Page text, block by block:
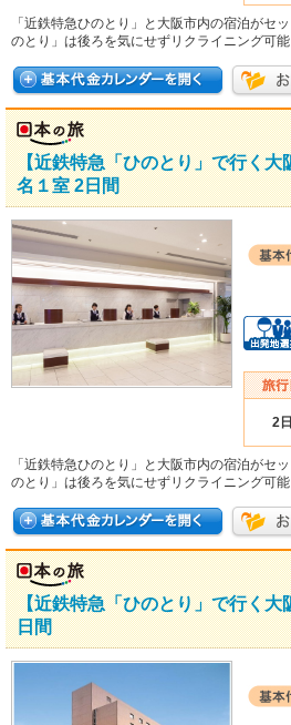
「近鉄特急ひのとり」と大阪市内の宿泊がセ
のとり」は後ろを気にせずリクライニング可
【近鉄特急「ひのとり」で行く
名１室 2日間
2
「近鉄特急ひのとり」と大阪市内の宿泊がセ
のとり」は後ろを気にせずリクライニング可
【近鉄特急「ひのとり」で行く
日間